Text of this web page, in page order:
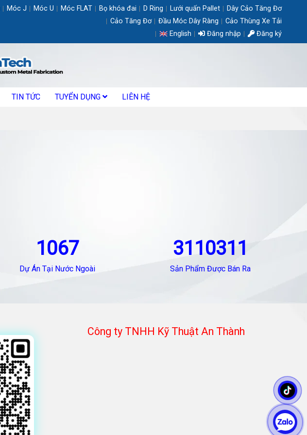
Móc J Móc U Móc FLAT Bọ khóa đai D Ring Lưới quấn Pallet
Dây Cảo Tăng Đơ
Cảo Tăng Đơ
Đầu Móc Dây Ràng
Cảo Thùng Xe Tải
English
Đăng nhập Đăng ký
TIN TỨC TUYỂN DỤNG LIÊN HỆ
1067
Dự Án Tại Nước Ngoài
3110311
Sản Phẩm Được Bán Ra
Công ty TNHH Kỹ Thuật An Thành